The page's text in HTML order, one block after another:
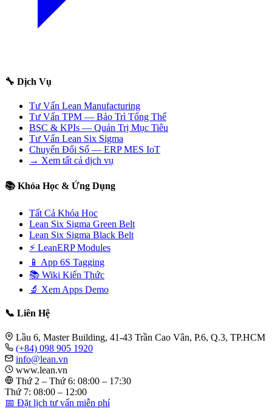
🔧 Dịch Vụ
Tư Vấn Lean Manufacturing
Tư Vấn TPM — Bảo Trì Tổng Thể
BSC & KPIs — Quản Trị Mục Tiêu
Tư Vấn Lean Six Sigma
Chuyển Đổi Số — ERP MES IoT
→ Xem tất cả dịch vụ
📚 Khóa Học & Ứng Dụng
Tất Cả Khóa Học
Lean Six Sigma Green Belt
Lean Six Sigma Black Belt
⚡ LeanERP Modules
📱 App 6S Tagging
📚 Wiki Kiến Thức
🔬 Xem Apps Demo
📞 Liên Hệ
Lầu 6, Master Building, 41-43 Trần Cao Vân, P.6, Q.3, TP.HCM
(+84) 098 905 1920
info@lean.vn
www.lean.vn
Thứ 2 – Thứ 6: 08:00 – 17:30
Thứ 7: 08:00 – 12:00
📅 Đặt lịch tư vấn miễn phí